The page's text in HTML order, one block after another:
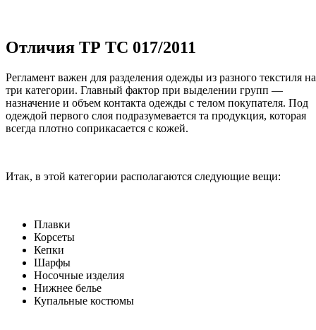
Отличия ТР ТС 017/2011
Регламент важен для разделения одежды из разного текстиля на
три категории. Главный фактор при выделении групп —
назначение и объем контакта одежды с телом покупателя. Под
одеждой первого слоя подразумевается та продукция, которая
всегда плотно соприкасается с кожей.
Итак, в этой категории располагаются следующие вещи:
Плавки
Корсеты
Кепки
Шарфы
Носочные изделия
Нижнее белье
Купальные костюмы